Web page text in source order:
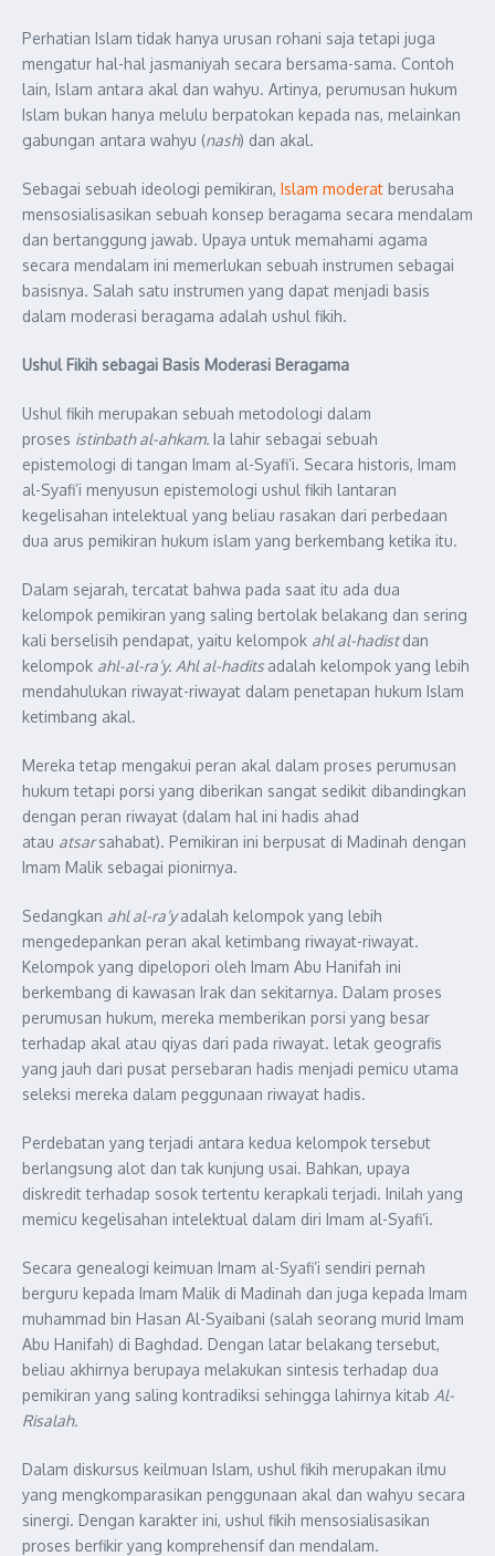
Perhatian Islam tidak hanya urusan rohani saja tetapi juga
mengatur hal-hal jasmaniyah secara bersama-sama. Contoh
lain, Islam antara akal dan wahyu. Artinya, perumusan hukum
Islam bukan hanya melulu berpatokan kepada nas, melainkan
gabungan antara wahyu (nash) dan akal.
Sebagai sebuah ideologi pemikiran, Islam moderat berusaha
mensosialisasikan sebuah konsep beragama secara mendalam
dan bertanggung jawab. Upaya untuk memahami agama
secara mendalam ini memerlukan sebuah instrumen sebagai
basisnya. Salah satu instrumen yang dapat menjadi basis
dalam moderasi beragama adalah ushul fikih.
Ushul Fikih sebagai Basis Moderasi Beragama
Ushul fikih merupakan sebuah metodologi dalam
proses istinbath al-ahkam. Ia lahir sebagai sebuah
epistemologi di tangan Imam al-Syafi’i. Secara historis, Imam
al-Syafi’i menyusun epistemologi ushul fikih lantaran
kegelisahan intelektual yang beliau rasakan dari perbedaan
dua arus pemikiran hukum islam yang berkembang ketika itu.
Dalam sejarah, tercatat bahwa pada saat itu ada dua
kelompok pemikiran yang saling bertolak belakang dan sering
kali berselisih pendapat, yaitu kelompok ahl al-hadistdan
kelompok ahl-al-ra’y. Ahl al-hadits adalah kelompok yang lebih
mendahulukan riwayat-riwayat dalam penetapan hukum Islam
ketimbang akal.
Mereka tetap mengakui peran akal dalam proses perumusan
hukum tetapi porsi yang diberikan sangat sedikit dibandingkan
dengan peran riwayat (dalam hal ini hadis ahad
atau atsarsahabat). Pemikiran ini berpusat di Madinah dengan
Imam Malik sebagai pionirnya.
Sedangkan ahl al-ra’yadalah kelompok yang lebih
mengedepankan peran akal ketimbang riwayat-riwayat.
Kelompok yang dipelopori oleh Imam Abu Hanifah ini
berkembang di kawasan Irak dan sekitarnya. Dalam proses
perumusan hukum, mereka memberikan porsi yang besar
terhadap akal atau qiyas dari pada riwayat. letak geografis
yang jauh dari pusat persebaran hadis menjadi pemicu utama
seleksi mereka dalam peggunaan riwayat hadis.
Perdebatan yang terjadi antara kedua kelompok tersebut
berlangsung alot dan tak kunjung usai. Bahkan, upaya
diskredit terhadap sosok tertentu kerapkali terjadi. Inilah yang
memicu kegelisahan intelektual dalam diri Imam al-Syafi’i.
Secara genealogi keimuan Imam al-Syafi’i sendiri pernah
berguru kepada Imam Malik di Madinah dan juga kepada Imam
muhammad bin Hasan Al-Syaibani (salah seorang murid Imam
Abu Hanifah) di Baghdad. Dengan latar belakang tersebut,
beliau akhirnya berupaya melakukan sintesis terhadap dua
pemikiran yang saling kontradiksi sehingga lahirnya kitab Al-
Risalah.
Dalam diskursus keilmuan Islam, ushul fikih merupakan ilmu
yang mengkomparasikan penggunaan akal dan wahyu secara
sinergi. Dengan karakter ini, ushul fikih mensosialisasikan
proses berfikir yang komprehensif dan mendalam.